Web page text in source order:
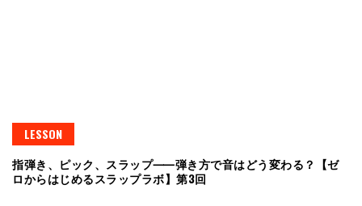
LESSON
指弾き、ピック、スラップ⸺弾き方で音はどう変わる？【ゼ
ロからはじめるスラップラボ】第3回